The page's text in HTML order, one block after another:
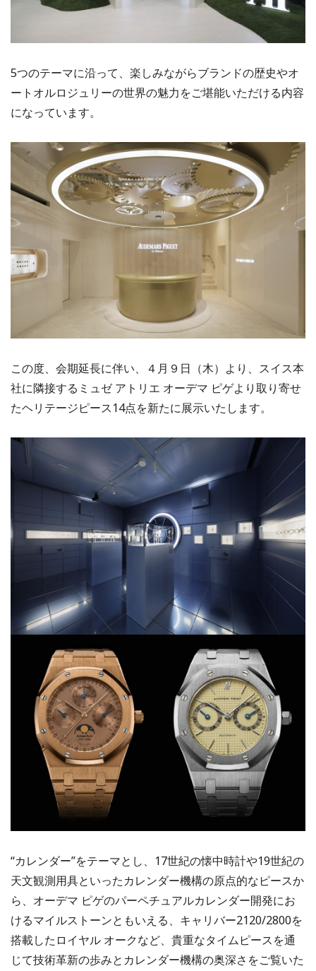
5つのテーマに沿って、楽しみながらブランドの歴史やオ
ートオルロジュリーの世界の魅力をご堪能いただける内容
になっています。
この度、会期延長に伴い、４月９日（木）より、スイス本
社に隣接するミュゼ アトリエ オーデマ ピゲより取り寄せ
たヘリテージピース14点を新たに展示いたします。
“カレンダー”をテーマとし、17世紀の懐中時計や19世紀の
天文観測用具といったカレンダー機構の原点的なピースか
ら、オーデマ ピゲのパーペチュアルカレンダー開発にお
けるマイルストーンともいえる、キャリバー2120/2800を
搭載したロイヤル オークなど、貴重なタイムピースを通
じて技術革新の歩みとカレンダー機構の奥深さをご覧いた